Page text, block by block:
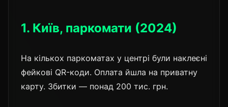
1. Київ, паркомати (2024)
На кількох паркоматах у центрі були наклеєні
фейкові QR-коди. Оплата йшла на приватну
карту. Збитки — понад 200 тис. грн.